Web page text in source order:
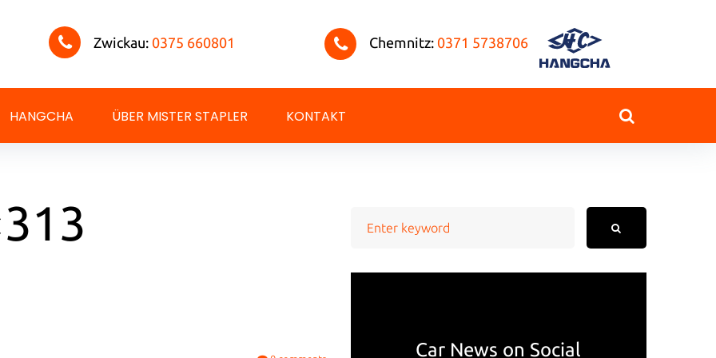
Zwickau:0375 660801 Chemnitz: 0371 5738706
HANGCHA ÜBER MISTER STAPLER KONTAKT
Car News on Social